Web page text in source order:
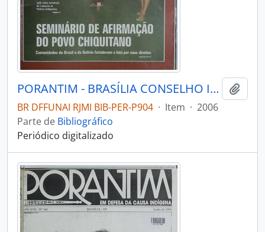
PORANTIM - BRASÍLIA CONSELHO INDIGENISTA MISSIONÁRIO - 2006 - Nº291
BR DFFUNAI RJMI BIB-PER-P904 · Item · 2006
Parte de Bibliográfico
Periódico digitalizado